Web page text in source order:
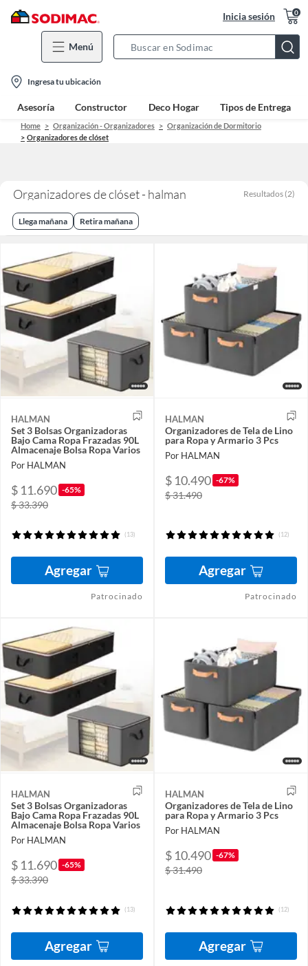
Inicia sesión 0
Menú
Bar
location-
icon
Ingresa tu ubicación
Asesoría Constructor Deco Hogar Tipos de Entrega
Home Organización - Organizadores
Organización de Dormitorio
Organizadores de clóset
Organizadores de clóset - halman Resultados (2)
Llega mañana Retira mañana
HALMAN
Set 3 Bolsas Organizadoras
Bajo Cama Ropa Frazadas 90L
Almacenaje Bolsa Ropa Varios
Por HALMAN
$ 11.690 -65%
$ 33.390
(13)
Agregar
Patrocinado
HALMAN
Organizadores de Tela de Lino
para Ropa y Armario 3 Pcs
Por HALMAN
$ 10.490 -67%
$ 31.490
(12)
Agregar
Patrocinado
HALMAN
Set 3 Bolsas Organizadoras
Bajo Cama Ropa Frazadas 90L
Almacenaje Bolsa Ropa Varios
Por HALMAN
$ 11.690 -65%
$ 33.390
(13)
Agregar
HALMAN
Organizadores de Tela de Lino
para Ropa y Armario 3 Pcs
Por HALMAN
$ 10.490 -67%
$ 31.490
(12)
Agregar